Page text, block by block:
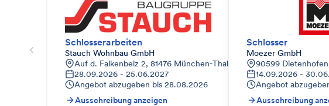
Schlosserarbeiten
Stauch Wohnbau GmbH
Auf d. Falkenbeiz 2, 81476 München-Thalkirchen-Obersendling-
28.09.2026 - 25.06.2027
Angebot abzugeben bis 28.08.2026
Ausschreibung anzeigen
Schlosser
Moezer GmbH
90599
14.09.2026 -
Angebot
Ausschreibung